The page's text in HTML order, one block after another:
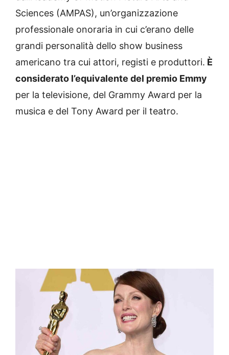
Sciences (AMPAS), un’organizzazione
professionale onoraria in cui c’erano delle
grandi personalità dello show business
americano tra cui attori, registi e produttori. È
considerato l’equivalente del premio Emmy
per la televisione, del Grammy Award per la
musica e del Tony Award per il teatro.